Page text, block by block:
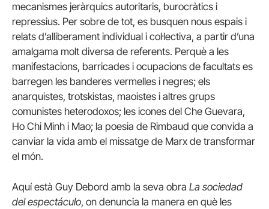
mecanismes jeràrquics autoritaris, burocràtics i
repressius. Per sobre de tot, es busquen nous espais i
relats d’alliberament individual i col·lectiva, a partir d’una
amalgama molt diversa de referents. Perquè a les
manifestacions, barricades i ocupacions de facultats es
barregen les banderes vermelles i negres; els
anarquistes, trotskistas, maoistes i altres grups
comunistes heterodoxos; les icones del Che Guevara,
Ho Chi Minh i Mao; la poesia de Rimbaud que convida a
canviar la vida amb el missatge de Marx de transformar
el món.
Aquí està Guy Debord amb la seva obra La sociedad
del espectáculo, on denuncia la manera en què les